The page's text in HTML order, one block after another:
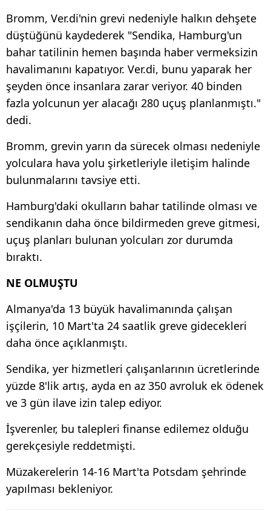
Bromm, Ver.di'nin grevi nedeniyle halkın dehşete
düştüğünü kaydederek "Sendika, Hamburg'un
bahar tatilinin hemen başında haber vermeksizin
havalimanını kapatıyor. Ver.di, bunu yaparak her
şeyden önce insanlara zarar veriyor. 40 binden
fazla yolcunun yer alacağı 280 uçuş planlanmıştı."
dedi.
Bromm, grevin yarın da sürecek olması nedeniyle
yolculara hava yolu şirketleriyle iletişim halinde
bulunmalarını tavsiye etti.
Hamburg'daki okulların bahar tatilinde olması ve
sendikanın daha önce bildirmeden greve gitmesi,
uçuş planları bulunan yolcuları zor durumda
bıraktı.
NE OLMUŞTU
Almanya'da 13 büyük havalimanında çalışan
işçilerin, 10 Mart'ta 24 saatlik greve gidecekleri
daha önce açıklanmıştı.
Sendika, yer hizmetleri çalışanlarının ücretlerinde
yüzde 8'lik artış, ayda en az 350 avroluk ek ödenek
ve 3 gün ilave izin talep ediyor.
İşverenler, bu talepleri finanse edilemez olduğu
gerekçesiyle reddetmişti.
Müzakerelerin 14-16 Mart'ta Potsdam şehrinde
yapılması bekleniyor.